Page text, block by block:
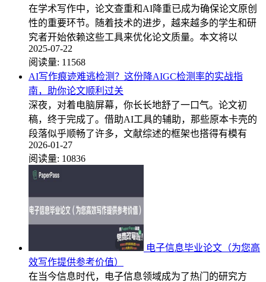
在学术写作中，论文查重和AI降重已成为确保论文原创
性的重要环节。随着技术的进步，越来越多的学生和研
究者开始依赖这些工具来优化论文质量。本文将以
2025-07-22
阅读量: 11568
AI写作痕迹难逃检测？这份降AIGC检测率的实战指
南，助你论文顺利过关
深夜，对着电脑屏幕，你长长地舒了一口气。论文初
稿，终于完成了。借助AI工具的辅助，那些原本卡壳的
段落似乎顺畅了许多，文献综述的框架也搭得有模有
2026-01-27
阅读量: 10836
电子信息毕业论文（为您高
效写作提供参考价值）
在当今信息时代，电子信息领域成为了热门的研究方